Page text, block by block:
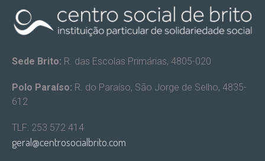
Sede Brito: R. das Escolas Primárias, 4805-020
Polo Paraíso: R. do Paraíso, São Jorge de Selho, 4835-
612
TLF: 253 572 414
geral@centrosocialbrito.com